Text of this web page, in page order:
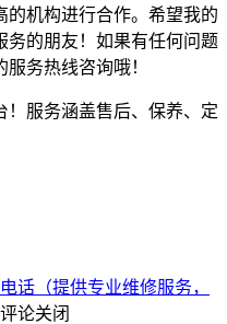
的机构进行合作。希望我的
务的朋友！如果有任何问题
务热线咨询哦！
话（提供专业维修服务，
评论关闭